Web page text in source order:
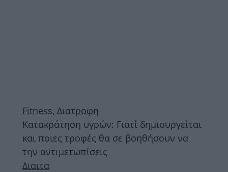
Fitness, Διατροφη
Κατακράτηση υγρών: Γιατί δημιουργείται
και ποιες τροφές θα σε βοηθήσουν να
την αντιμετωπίσεις
Διαιτα